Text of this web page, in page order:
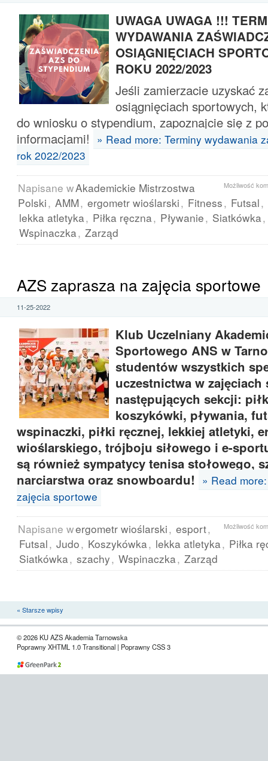
UWAGA UWAGA !!!
WYDAWANIA
OSIĄGNIĘCIACH
ROKU 2022/2023
Jeśli zamierzacie uzyskać
osiągnięciach sportowych,
do wniosku o stypendium, zapoznajcie się z
informacjami! » Read more: Terminy wydawania
rok 2022/2023
Możliwość
Napisane wAkademickie Mistrzostwa
Polski, AMM, ergometr wioślarski, Fitness, Futsal,
lekka atletyka, Piłka ręczna, Pływanie, Siatkówka,
Wspinaczka, Zarząd
AZS zaprasza na zajęcia sportowe
11-25-2022
Klub Uczelniany
Sportowego ANS w
studentów wszystkich
uczestnictwa w
następujących sekcji:
koszykówki, pływania,
wspinaczki, piłki ręcznej, lekkiej atletyki,
wioślarskiego, trójboju siłowego i e-
są również sympatycy tenisa stołowego,
narciarstwa oraz snowboardu! » Read
zajęcia sportowe
Możliwość
Napisane wergometr wioślarski, esport,
Futsal, Judo, Koszykówka, lekka atletyka, Piłka
Siatkówka, szachy, Wspinaczka, Zarząd
« Starsze wpisy
© 2026 KU AZS Akademia Tarnowska
Poprawny XHTML 1.0 Transitional | Poprawny CSS 3